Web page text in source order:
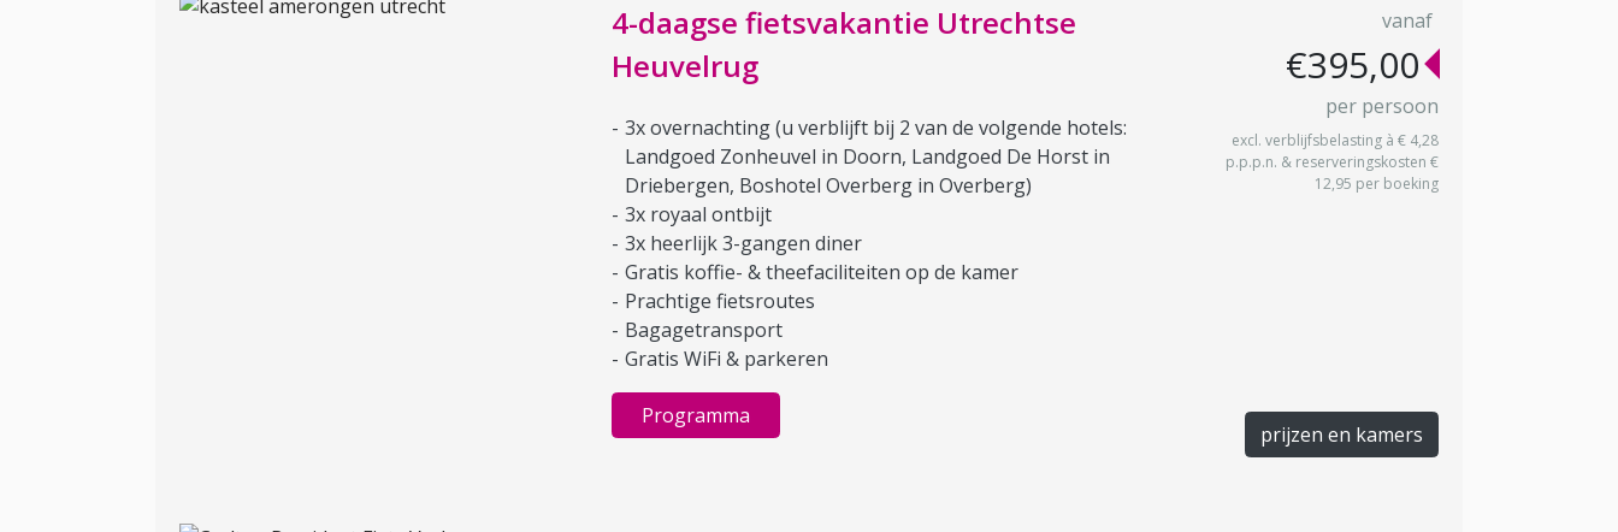
4-daagse fietsvakantie Utrechtse
Heuvelrug
3x overnachting (u verblijft bij 2 van de volgende hotels:
Landgoed Zonheuvel in Doorn, Landgoed De Horst in
Driebergen, Boshotel Overberg in Overberg)
3x royaal ontbijt
3x heerlijk 3-gangen diner
Gratis koffie- & theefaciliteiten op de kamer
Prachtige fietsroutes
Bagagetransport
Gratis WiFi & parkeren
Programma
vanaf
€395,00
per persoon
excl. verblijfsbelasting à € 4,28
p.p.p.n. & reserveringskosten €
12,95 per boeking
prijzen en kamers